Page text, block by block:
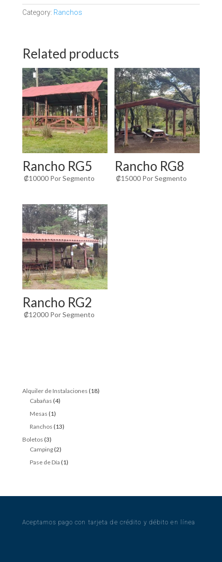
Category: Ranchos
Related products
Rancho RG5
₡10000Por Segmento
Rancho RG8
₡15000 Por Segmento
Rancho RG2
₡12000Por Segmento
Alquiler de Instalaciones 1818
Cabañas 44
Mesas 11
product
Ranchos 1313
Boletos 33
products
Camping 22
products
Pase de Día 11
Aceptamos pago con tarjeta de crédito y débito en línea